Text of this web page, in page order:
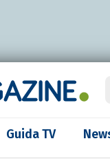
Guida TV